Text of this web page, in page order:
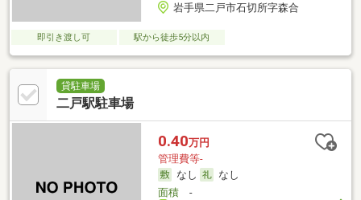
岩手県二戸市石切所字森合
即引き渡し可 駅から徒歩5分以内
貸駐車場
二戸駅駐車場
0.40万円
管理費等-
なし
なし
面積-